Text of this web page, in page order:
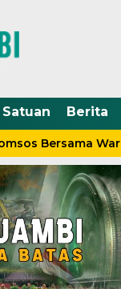
Berita
Bersama